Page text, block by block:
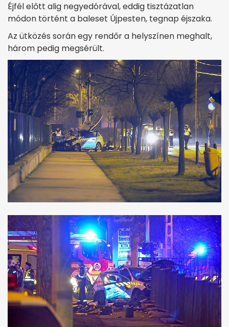
Éjfél előtt alig negyedórával, eddig tisztázatlan
módon történt a baleset Újpesten, tegnap éjszaka.
Az ütközés során egy rendőr a helyszínen meghalt,
három pedig megsérült.